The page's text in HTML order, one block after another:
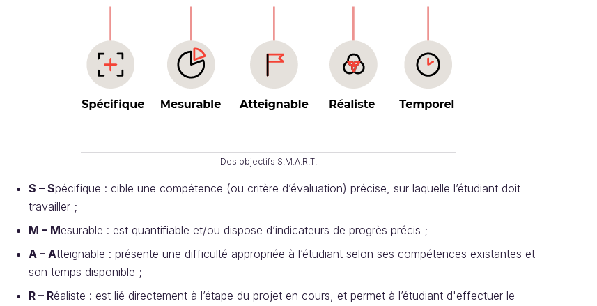
Des objectifs S.M.A.R.T.
S – Spécifique : cible une compétence (ou critère d’évaluation) précise, sur laquelle l’étudiant doit
travailler ;
M – Mesurable : est quantifiable et/ou dispose d’indicateurs de progrès précis ;
A – Atteignable : présente une difficulté appropriée à l’étudiant selon ses compétences existantes et
son temps disponible ;
R – Réaliste : est lié directement à l’étape du projet en cours, et permet à l’étudiant d'effectuer le